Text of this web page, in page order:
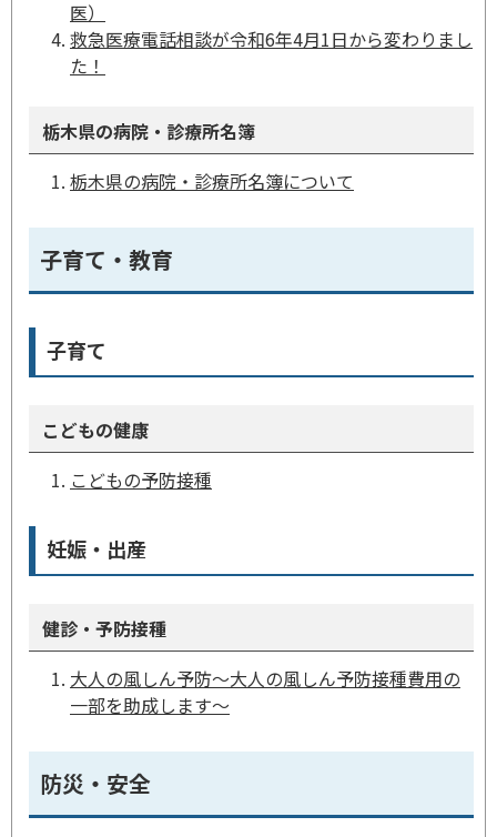
医）
救急医療電話相談が令和6年4月1日から変わりまし
た！
栃木県の病院・診療所名簿
栃木県の病院・診療所名簿について
子育て・教育
子育て
こどもの健康
こどもの予防接種
妊娠・出産
健診・予防接種
大人の風しん予防～大人の風しん予防接種費用の
一部を助成します～
防災・安全